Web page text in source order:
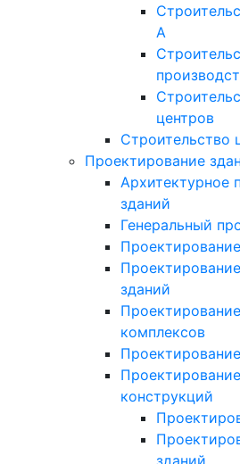
А
центров
Строительство
Проектирование
Архитектурное
зданий
Генеральный
зданий
комплексов
конструкций
зданий